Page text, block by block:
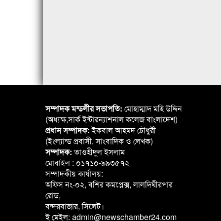
সম্পাদক মন্ডলীর সভাপতি: মোহাম্মাদ মহি উদ্দিন
(অধ্যক্ষ,সার্ক ইন্টারন্যাশনাল কলেজ বাংলাদেশ)
প্রধান সম্পাদক:ইকবাল আহমদ চৌধুরী
(ইংল্যান্ড প্রবাসী, সাংবাদিক ও লেখক)
সম্পাদক:তাওহীদুল ইসলাম
মোবাইল : ০১৭১০-৯৯৩৫৭২
সম্পাদকীয় কার্যালয়:
অফিস নং-০২, বশির কমপ্লেক্স, লালদিঘীরপার
রোড,
বন্দরবাজার, সিলেট।
ই মেইল: admin@newschamber24.com